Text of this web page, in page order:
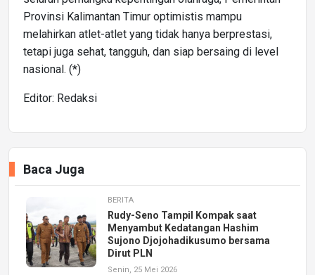
Provinsi Kalimantan Timur optimistis mampu
melahirkan atlet-atlet yang tidak hanya berprestasi,
tetapi juga sehat, tangguh, dan siap bersaing di level
nasional. (*)
Editor: Redaksi
Baca Juga
BERITA
Rudy-Seno Tampil Kompak saat
Menyambut Kedatangan Hashim
Sujono Djojohadikusumo bersama
Dirut PLN
Senin, 25 Mei 2026